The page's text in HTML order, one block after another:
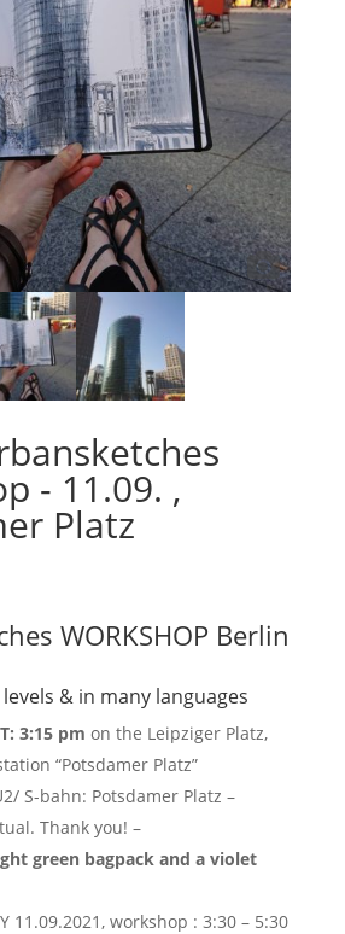
- 11.09. ,
Platz
WORKSHOP Berlin
& in many languages
3:15 pm on the Leipziger Platz,
“Potsdamer Platz”
S-bahn: Potsdamer Platz –
Thank you! –
green bagpack and a violet
11.09.2021, workshop : 3:30 – 5:30